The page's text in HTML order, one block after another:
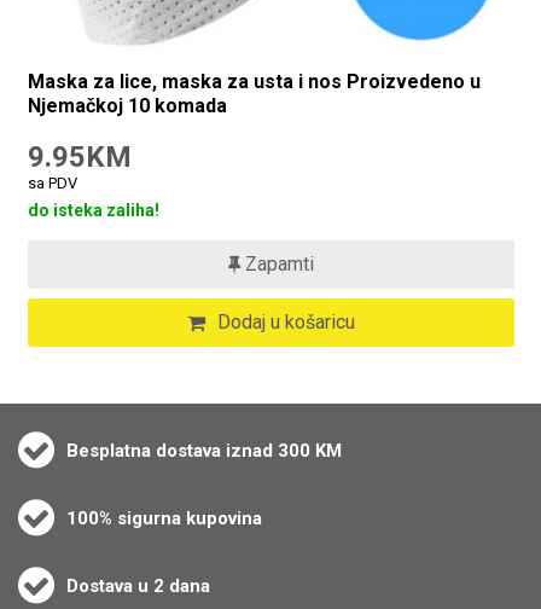
Maska za lice, maska ​​za usta i nos Proizvedeno u
Njemačkoj 10 komada
9.95KM
sa PDV
do isteka zaliha!
Zapamti
Dodaj u košaricu
Besplatna dostava iznad 300 KM
100% sigurna kupovina
Dostava u 2 dana